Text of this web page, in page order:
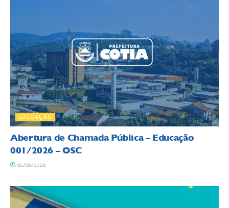
EDUCAÇÃO
Abertura de Chamada Pública – Educação
001/2026 – OSC
05/08/2026